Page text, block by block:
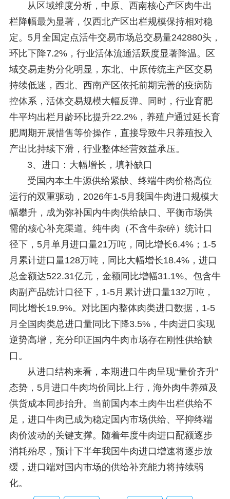
从区域维度分析，中原、西南核心产区肉牛出
栏降幅最为显著，仅西北产区出栏规模保持相对稳
定。5月全国定点活牛交易市场总交易量242880头，
环比下降7.2%，行业活体流通活跃度显著降温。区
域交易走势分化明显，东北、中原传统主产区交易
持续低迷，西北、西南产区依托前期完善的疫病防
控体系，活体交易规模大幅反弹。同时，行业育肥
牛平均出栏月龄环比提升22.2%，养殖户通过延长育
肥周期开展惜售等价操作，直接导致牛只养殖投入
产出比持续下滑，行业整体经营效益承压。
3、进口：大幅增长，填补缺口
受国内本土牛源供给紧缺、终端牛肉价格高位
运行的双重驱动，2026年1-5月我国牛肉进口规模大
幅攀升，成为弥补国内牛肉供给缺口、平衡市场供
需的核心补充渠道。纯牛肉（不含牛杂碎）统计口
径下，5月单月进口量21万吨，同比增长6.4%；1-5
月累计进口量128万吨，同比大幅增长18.4%，进口
总金额达522.31亿元，金额同比增幅31.1%。包含牛
肉副产品统计口径下，1-5月累计进口量132万吨，
同比增长19.9%。对比国内整体肉类进口数据，1-5
月全国肉类总进口量同比下降3.5%，牛肉进口实现
逆势高增，充分印证国内牛肉市场存在刚性供给缺
口。
从进口结构来看，本期进口牛肉呈现“量价齐升”
态势，5月进口牛肉均价同比上行，海外肉牛养殖及
供货成本同步抬升。当前国内本土肉牛出栏供给不
足，进口牛肉已成为稳定国内市场供给、平抑终端
肉价波动的关键支撑。随着年度牛肉进口配额逐步
消耗殆尽，预计下半年我国牛肉进口增速将逐步放
缓，进口端对国内市场的供给补充能力将持续弱
化。